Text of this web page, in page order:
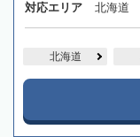
対応エリア 北海道
北海道